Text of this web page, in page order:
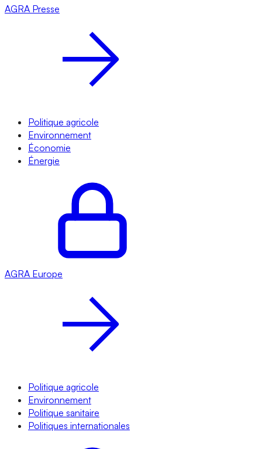
AGRA Presse
Politique agricole
Environnement
Économie
Énergie
AGRA Europe
Politique agricole
Environnement
Politique sanitaire
Politiques internationales